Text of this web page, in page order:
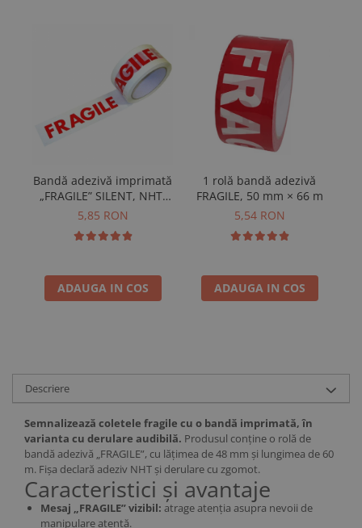
Bandă adezivă imprimată
„FRAGILE” SILENT, NHT,
48 mm × 60 m
5,85 RON
ADAUGA IN COS
1 rolă bandă adezivă
FRAGILE, 50 mm × 66 m
5,54 RON
ADAUGA IN COS
Descriere
Semnalizează coletele fragile cu o bandă imprimată, în
varianta cu derulare audibilă. Produsul conține o rolă de
bandă adezivă „FRAGILE”, cu lățimea de 48 mm și lungimea de 60
m. Fișa declară adeziv NHT și derulare cu zgomot.
Caracteristici și avantaje
Mesaj „FRAGILE” vizibil: atrage atenția asupra nevoii de
manipulare atentă.